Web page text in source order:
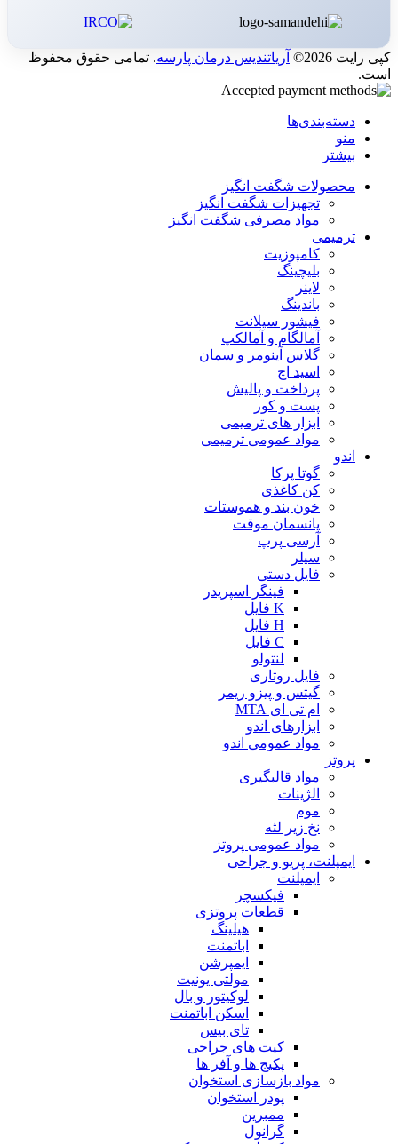
کپی رایت 2026© آریاتندیس درمان پارسه. تمامی حقوق محفوظ
است.
دسته‌بندی‌ها
منو
بیشتر
محصولات شگفت انگیز
تجهیزات شگفت انگیز
مواد مصرفی شگفت انگیز
ترمیمی
کامپوزیت
بلیچینگ
لاینر
باندینگ
فیشور سیلانت
آمالگام و آمالکپ
گلاس آینومر و سمان
اسید اچ
پرداخت و پالیش
پست و کور
ابزار های ترمیمی
مواد عمومی ترمیمی
اندو
گوتا پرکا
کن کاغذی
خون بند و هموستات
پانسمان موقت
آرسی پرپ
سیلر
فایل دستی
فینگر اسپریدر
K فایل
H فایل
C فایل
لنتولو
فایل روتاری
گیتس و پیزو ریمر
ام تی ای MTA
ابزارهای اندو
مواد عمومی اندو
پروتز
مواد قالبگیری
الژینات
موم
نخ زیر لثه
مواد عمومی پروتز
ایمپلنت، پریو و جراحی
ایمپلنت
فیکسچر
قطعات پروتزی
هیلینگ
اباتمنت
ایمپرشن
مولتی یونیت
لوکیتور و بال
اسکن اباتمنت
تای بیس
کیت های جراحی
پکیج ها و آفر ها
مواد بازسازی استخوان
پودر استخوان
ممبرین
گرانول